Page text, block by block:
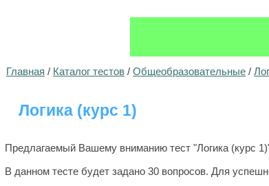
Главная / Каталог тестов / Общеобразовательные /
Логика (курс 1)
Предлагаемый Вашему вниманию тест "Логика (курс
В данном тесте будет задано 30 вопросов. Для